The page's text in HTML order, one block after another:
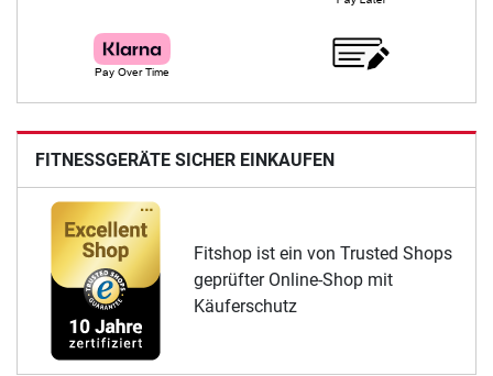
FITNESSGERÄTE SICHER EINKAUFEN
Fitshop ist ein von Trusted Shops
geprüfter Online-Shop mit
Käuferschutz